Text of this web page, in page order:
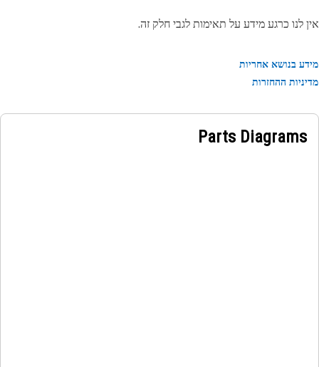
לנו כרגע מידע על תאימות לגבי חלק זה.
בנושא אחריות
ההחזרות
Parts Diagrams